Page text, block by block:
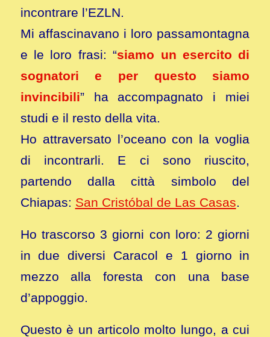
incontrare l’EZLN.
Mi affascinavano i loro passamontagna
e le loro frasi: “siamo un esercito di
sognatori e per questo siamo
invincibili” ha accompagnato i miei
studi e il resto della vita.
Ho attraversato l’oceano con la voglia
di incontrarli. E ci sono riuscito,
partendo dalla città simbolo del
Chiapas: San Cristóbal de Las Casas.
Ho trascorso 3 giorni con loro: 2 giorni
in due diversi Caracol e 1 giorno in
mezzo alla foresta con una base
d’appoggio.
Questo è un articolo molto lungo, a cui